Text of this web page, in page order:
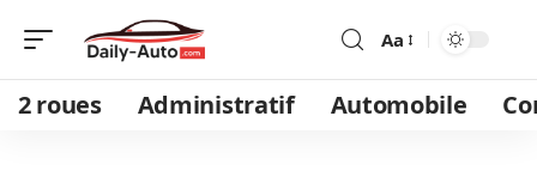
Aa
2 roues Administratif Automobile